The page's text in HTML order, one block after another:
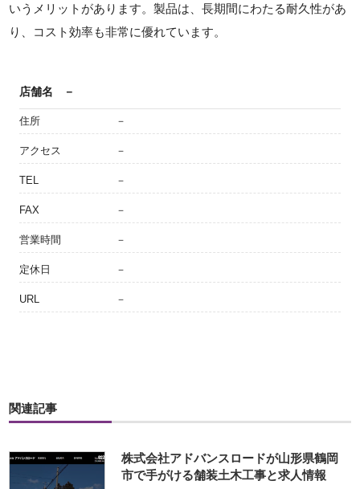
いうメリットがあります。製品は、長期間にわたる耐久性があ
り、コスト効率も非常に優れています。
店舗名 －
住所 －
アクセス －
TEL －
FAX －
営業時間 －
定休日 －
URL －
関連記事
株式会社アドバンスロードが山形県鶴岡
市で手がける舗装土木工事と求人情報